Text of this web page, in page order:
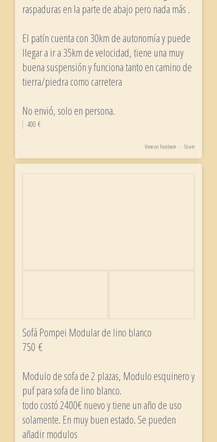
raspaduras en la parte de abajo pero nada más .
El patín cuenta con 30km de autonomía y puede
llegar a ir a 35km de velocidad, tiene una muy
buena suspensión y funciona tanto en camino de
tierra/piedra como carretera
No envió, solo en persona.
400 €
View on Facebook · Share
Sofá Pompei Modular de lino blanco
750 €
Modulo de sofa de 2 plazas, Modulo esquinero y
puf para sofa de lino blanco.
todo costó 2400€ nuevo y tiene un año de uso
solamente. En muy buen estado. Se pueden
añadir modulos